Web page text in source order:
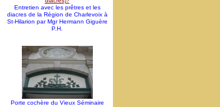
Entretien avec les prêtres et les
diacres de la Région de Charlevoix à
St-Hilarion par Mgr Hermann Giguère
P.H.
Porte cochère du Vieux Séminaire